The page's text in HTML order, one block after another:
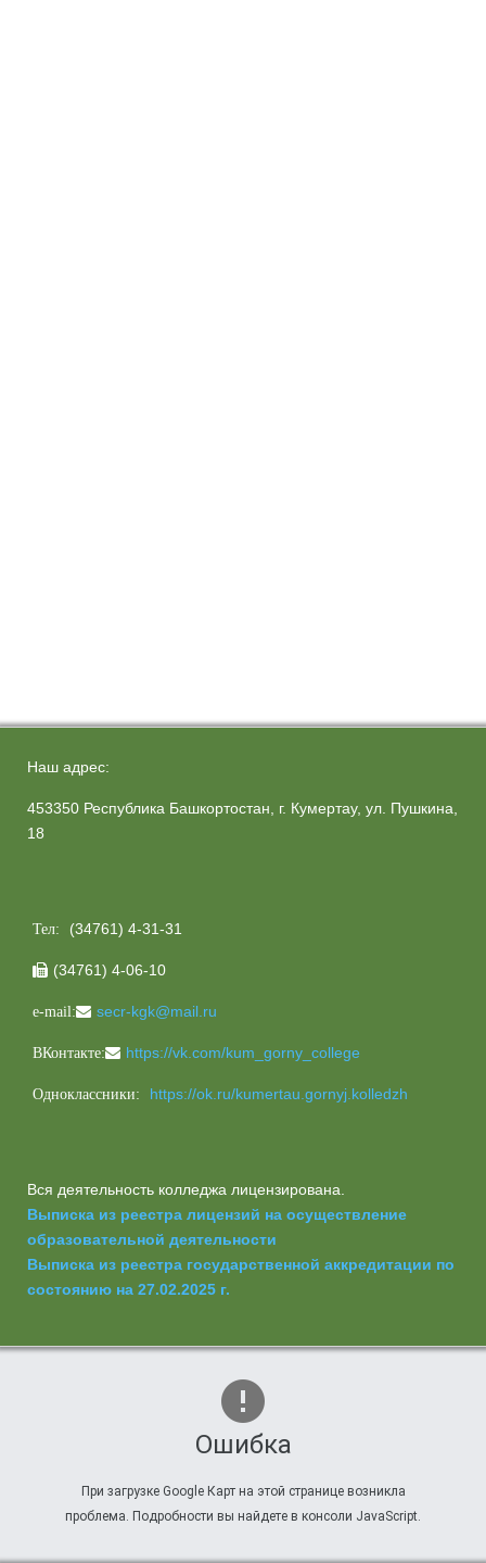
Наш адрес:
453350 Республика Башкортостан, г. Кумертау, ул. Пушкина,
18
Тел: (34761) 4-31-31
 (34761) 4-06-10
e-mail: secr-kgk@mail.ru
ВКонтакте: https://vk.com/kum_gorny_college
Одноклассники: https://ok.ru/kumertau.gornyj.kolledzh
Вся деятельность колледжа лицензирована.
Выписка из реестра лицензий на осуществление
образовательной деятельности
Выписка из реестра государственной аккредитации по
состоянию на 27.02.2025 г.
Ошибка
При загрузке Google Карт на этой странице возникла
проблема. Подробности вы найдете в консоли JavaScript.